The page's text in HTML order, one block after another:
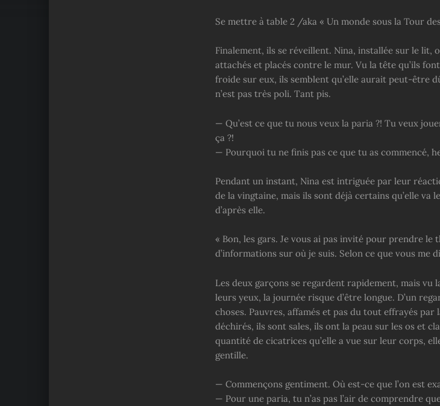
Se mettre à table 2 /aka « Un monde sous la Tour
Finalement, ils se réveillent. Nina, installée sur le lit,
attachés et placés contre le mur. Vu la tête qu’ils
froide sur eux, ils semblent qu’elle aurait peut-être
n’est pas très poli. Tant pis.
— Qu’est ce que tu nous veux la paria ?! Tu veux
ça ?!
— Pourquoi tu ne finis pas ce que tu as commencé,
Pendant un instant, Nina est intriguée par leur
de la vingtaine, mais ils sont déjà certains qu’elle va
d’après elle.
« Bon, les gars. Je vous ai pas invité pour prendre
d’informations sur où je suis. Selon ce que vous me
Les deux garçons se regardent rapidement, mais vu
leurs yeux, la journée risque d’être longue. D’un
choses. Pauvres, affamés et pas du tout effrayés
déchirés, ils sont sales, ils ont la peau sur les os et
quantité de cicatrices qu’elle a vue sur leur corps,
gentille.
— Commençons gentiment. Où est-ce que l’on est
— Pour une paria, tu n’as pas l’air de comprendre